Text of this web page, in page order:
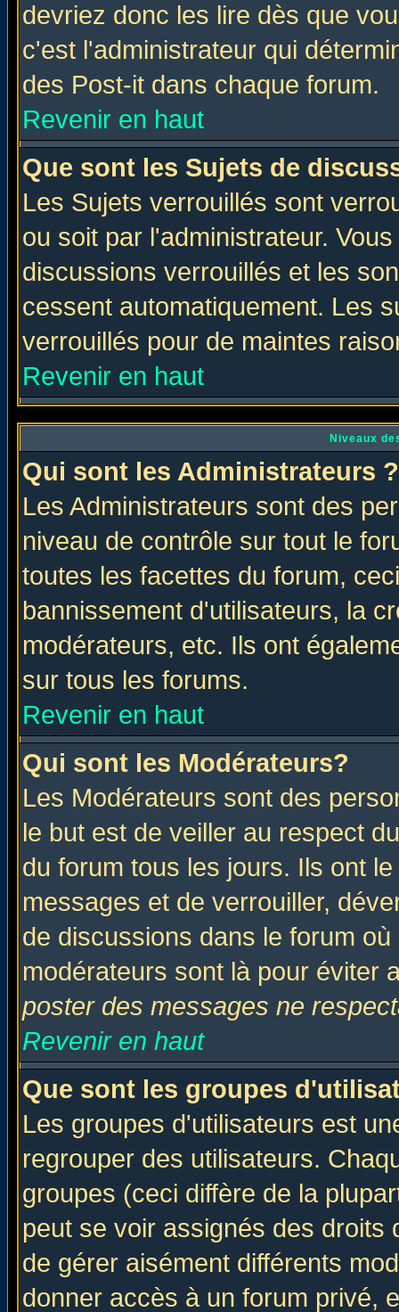
devriez donc les lire dès que
c'est l'administrateur qui
des Post-it dans chaque forum.
Revenir en haut
Que sont les Sujets de
Les Sujets verrouillés sont
ou soit par l'administrateur.
discussions verrouillés et les
cessent automatiquement. Les
verrouillés pour de maintes
Revenir en haut
Niveaux
Qui sont les Administrateurs ?
Les Administrateurs sont des
niveau de contrôle sur tout le
toutes les facettes du forum,
bannissement d'utilisateurs, la
modérateurs, etc. Ils ont
sur tous les forums.
Revenir en haut
Qui sont les Modérateurs?
Les Modérateurs sont des
le but est de veiller au respect
du forum tous les jours. Ils ont
messages et de verrouiller,
de discussions dans le forum
modérateurs sont là pour éviter
poster des messages ne
Revenir en haut
Que sont les groupes
Les groupes d'utilisateurs est
regrouper des utilisateurs.
groupes (ceci diffère de la
peut se voir assignés des
de gérer aisément différents
donner accès à un forum privé,